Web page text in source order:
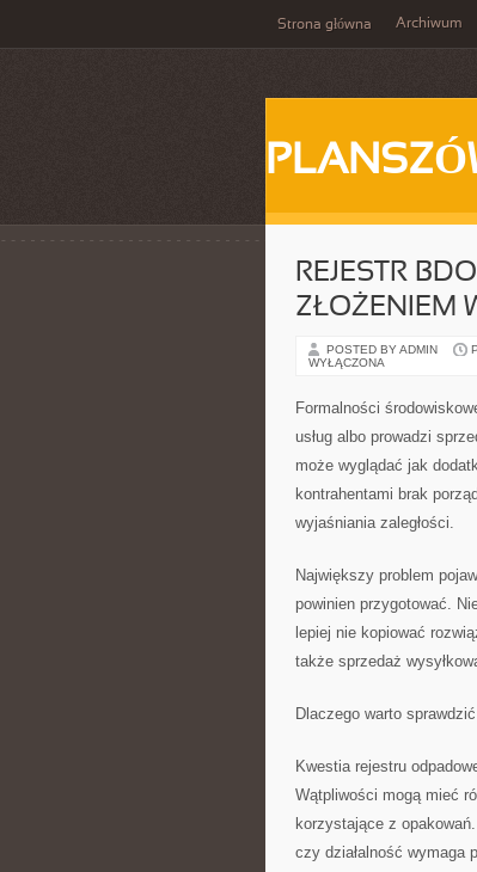
Strona główna Archiwum
REJESTR
ZŁOŻENIEM
POSTED BY ADMIN
WYŁĄCZONA
Formalności
usług albo prowadzi
może wyglądać jak
kontrahentami brak
wyjaśniania zaległości.
Największy problem
powinien przygotować.
lepiej nie kopiować
także sprzedaż
Dlaczego warto
Kwestia rejestru
Wątpliwości mogą mieć
korzystające z
czy działalność wymaga